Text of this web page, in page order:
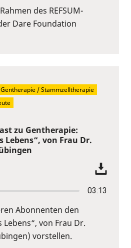
des REFSUM-
Dare Foundation
zu Gentherapie:
Lebens“, von Frau Dr.
03:13
Abonnenten den
Lebens“, von Frau Dr.
vorstellen.
Gentherapie / Stammzelltherapie